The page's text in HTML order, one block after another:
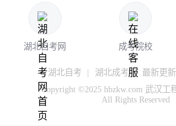
湖北自考网 成考院校
湖北自考 | 湖北成考 | 最新更新
Copyright ©2025 hbzkw.com 武汉工
All Rights Reserved